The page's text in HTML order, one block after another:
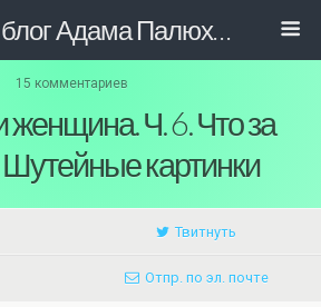
Простой блог Адама Палюховича
15 комментариев
Ч. 6. Что за
Шутейные картинки
Твитнуть
Отпр. по эл. почте